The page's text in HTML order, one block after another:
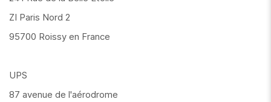
ZI Paris Nord 2
95700 Roissy en France
UPS
87 avenue de l'aérodrome